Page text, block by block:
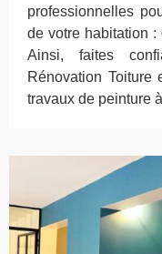
professionnelles
de votre habitation :
Ainsi, faites
Rénovation Toiture
travaux de peinture